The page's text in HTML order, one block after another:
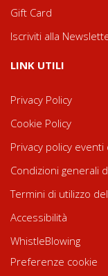
Gift Card
Iscriviti alla
LINK UTILI
Privacy Policy
Cookie Policy
Privacy policy
Condizioni generali
Termini di utilizzo
Accessibilità
WhistleBlowing
Preferenze cookie